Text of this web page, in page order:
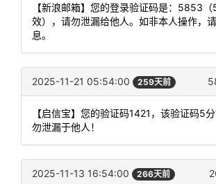
【新浪邮箱】您的登录验证码是：5853
效），请勿泄漏给他人。如非本人操作，
息。
2025-11-21 05:54:00 259天前
【启信宝】您的验证码1421，该验证码5
勿泄漏于他人！
2025-11-13 16:54:00 266天前